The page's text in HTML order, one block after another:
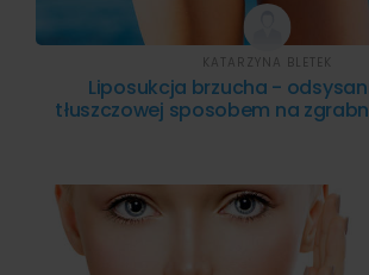
Liposukcja brzucha -
tłuszczowej sposobem na
KATARZYNA BLETEK